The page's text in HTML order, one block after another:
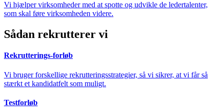
Vi hjælper virksomheder med at spotte og udvikle de ledertalenter,
som skal føre virksomheden videre.
Sådan rekrutterer vi
Rekrutterings-forløb
Vi bruger forskellige rekrutteringsstrategier, så vi sikrer, at vi får så
stærkt et kandidatfelt som muligt.
Testforløb